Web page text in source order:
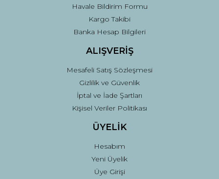
Gönder
Havale Bildirim Formu
Kargo Takibi
Banka Hesap Bilgileri
ALIŞVERİŞ
Mesafeli Satış Sözleşmesi
Gizlilik ve Güvenlik
İptal ve İade Şartları
Kişisel Veriler Politikası
ÜYELİK
Hesabım
Yeni Üyelik
Üye Girişi